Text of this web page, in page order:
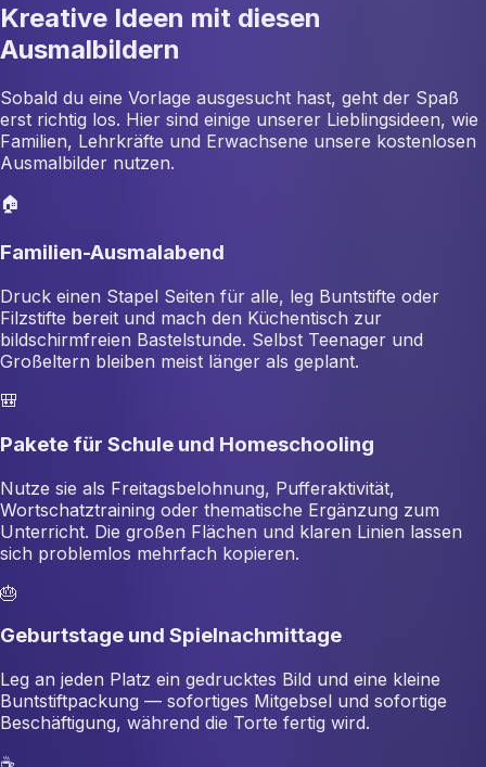
Kreative Ideen mit diesen
Ausmalbildern
Sobald du eine Vorlage ausgesucht hast, geht der Spaß
erst richtig los. Hier sind einige unserer Lieblingsideen, wie
Familien, Lehrkräfte und Erwachsene unsere kostenlosen
Ausmalbilder nutzen.
🏠
Familien-Ausmalabend
Druck einen Stapel Seiten für alle, leg Buntstifte oder
Filzstifte bereit und mach den Küchentisch zur
bildschirmfreien Bastelstunde. Selbst Teenager und
Großeltern bleiben meist länger als geplant.
🎒
Pakete für Schule und Homeschooling
Nutze sie als Freitagsbelohnung, Pufferaktivität,
Wortschatztraining oder thematische Ergänzung zum
Unterricht. Die großen Flächen und klaren Linien lassen
sich problemlos mehrfach kopieren.
🎂
Geburtstage und Spielnachmittage
Leg an jeden Platz ein gedrucktes Bild und eine kleine
Buntstiftpackung — sofortiges Mitgebsel und sofortige
Beschäftigung, während die Torte fertig wird.
☕